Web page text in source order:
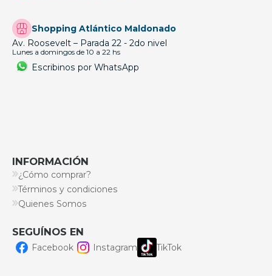
Shopping Atlántico Maldonado
Av. Roosevelt – Parada 22 - 2do nivel
Lunes a domingos de 10 a 22 hs
Escribinos por WhatsApp
INFORMACIÓN
¿Cómo comprar?
Términos y condiciones
Quienes Somos
SEGUÍNOS EN
Facebook Instagram TikTok